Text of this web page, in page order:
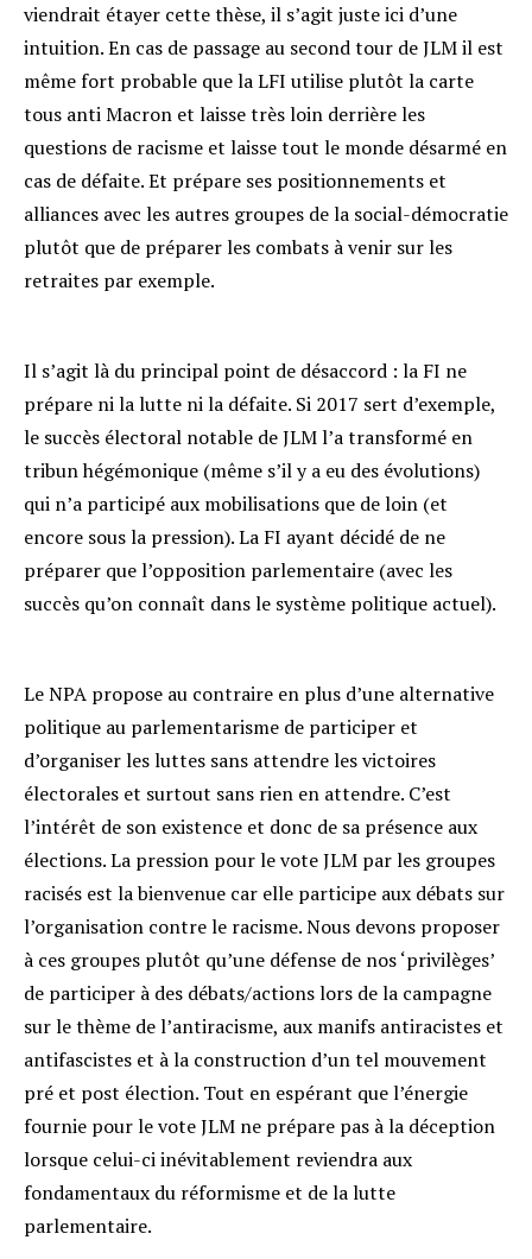
viendrait étayer cette thèse, il s’agit juste ici d’une
intuition. En cas de passage au second tour de JLM il est
même fort probable que la LFI utilise plutôt la carte
tous anti Macron et laisse très loin derrière les
questions de racisme et laisse tout le monde désarmé en
cas de défaite. Et prépare ses positionnements et
alliances avec les autres groupes de la social-démocratie
plutôt que de préparer les combats à venir sur les
retraites par exemple.
Il s’agit là du principal point de désaccord : la FI ne
prépare ni la lutte ni la défaite. Si 2017 sert d’exemple,
le succès électoral notable de JLM l’a transformé en
tribun hégémonique (même s’il y a eu des évolutions)
qui n’a participé aux mobilisations que de loin (et
encore sous la pression). La FI ayant décidé de ne
préparer que l’opposition parlementaire (avec les
succès qu’on connaît dans le système politique actuel).
Le NPA propose au contraire en plus d’une alternative
politique au parlementarisme de participer et
d’organiser les luttes sans attendre les victoires
électorales et surtout sans rien en attendre. C’est
l’intérêt de son existence et donc de sa présence aux
élections. La pression pour le vote JLM par les groupes
racisés est la bienvenue car elle participe aux débats sur
l’organisation contre le racisme. Nous devons proposer
à ces groupes plutôt qu’une défense de nos ‘privilèges’
de participer à des débats/actions lors de la campagne
sur le thème de l’antiracisme, aux manifs antiracistes et
antifascistes et à la construction d’un tel mouvement
pré et post élection. Tout en espérant que l’énergie
fournie pour le vote JLM ne prépare pas à la déception
lorsque celui-ci inévitablement reviendra aux
fondamentaux du réformisme et de la lutte
parlementaire.